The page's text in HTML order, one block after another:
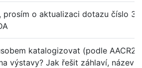
prosím o aktualizaci dotazu číslo
katalogizovat (podle AACR2)
výstavy? Jak řešit záhlaví, název